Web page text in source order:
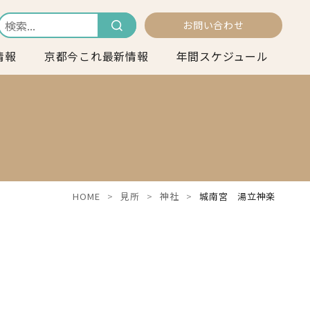
お問い合わせ
報 京都今これ最新情報 年間スケジュール
HOME 見所 神社 城南宮 湯立神楽